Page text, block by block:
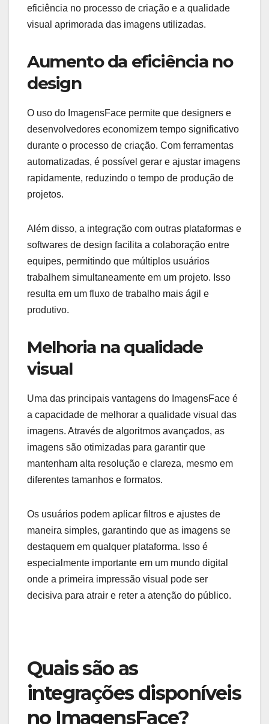
eficiência no processo de criação e a qualidade
visual aprimorada das imagens utilizadas.
Aumento da eficiência no
design
O uso do ImagensFace permite que designers e
desenvolvedores economizem tempo significativo
durante o processo de criação. Com ferramentas
automatizadas, é possível gerar e ajustar imagens
rapidamente, reduzindo o tempo de produção de
projetos.
Além disso, a integração com outras plataformas e
softwares de design facilita a colaboração entre
equipes, permitindo que múltiplos usuários
trabalhem simultaneamente em um projeto. Isso
resulta em um fluxo de trabalho mais ágil e
produtivo.
Melhoria na qualidade
visual
Uma das principais vantagens do ImagensFace é
a capacidade de melhorar a qualidade visual das
imagens. Através de algoritmos avançados, as
imagens são otimizadas para garantir que
mantenham alta resolução e clareza, mesmo em
diferentes tamanhos e formatos.
Os usuários podem aplicar filtros e ajustes de
maneira simples, garantindo que as imagens se
destaquem em qualquer plataforma. Isso é
especialmente importante em um mundo digital
onde a primeira impressão visual pode ser
decisiva para atrair e reter a atenção do público.